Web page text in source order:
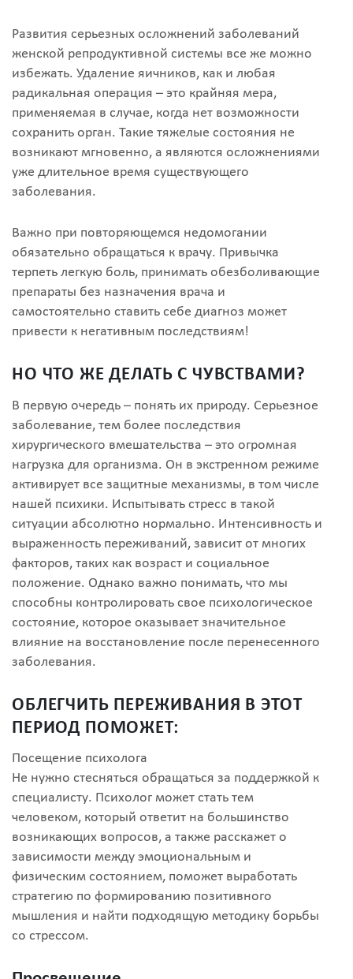
Развития серьезных осложнений заболеваний
женской репродуктивной системы все же можно
избежать. Удаление яичников, как и любая
радикальная операция – это крайняя мера,
применяемая в случае, когда нет возможности
сохранить орган. Такие тяжелые состояния не
возникают мгновенно, а являются осложнениями
уже длительное время существующего
заболевания.
Важно при повторяющемся недомогании
обязательно обращаться к врачу. Привычка
терпеть легкую боль, принимать обезболивающие
препараты без назначения врача и
самостоятельно ставить себе диагноз может
привести к негативным последствиям!
НО ЧТО ЖЕ ДЕЛАТЬ С ЧУВСТВАМИ?
В первую очередь – понять их природу. Серьезное
заболевание, тем более последствия
хирургического вмешательства – это огромная
нагрузка для организма. Он в экстренном режиме
активирует все защитные механизмы, в том числе
нашей психики. Испытывать стресс в такой
ситуации абсолютно нормально. Интенсивность и
выраженность переживаний, зависит от многих
факторов, таких как возраст и социальное
положение. Однако важно понимать, что мы
способны контролировать свое психологическое
состояние, которое оказывает значительное
влияние на восстановление после перенесенного
заболевания.
ОБЛЕГЧИТЬ ПЕРЕЖИВАНИЯ В ЭТОТ
ПЕРИОД ПОМОЖЕТ:
Посещение психолога
Не нужно стесняться обращаться за поддержкой к
специалисту. Психолог может стать тем
человеком, который ответит на большинство
возникающих вопросов, а также расскажет о
зависимости между эмоциональным и
физическим состоянием, поможет выработать
стратегию по формированию позитивного
мышления и найти подходящую методику борьбы
со стрессом.